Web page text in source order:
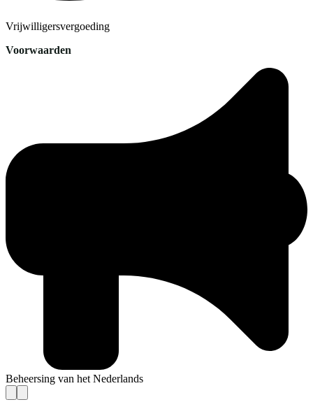
Vrijwilligersvergoeding
Voorwaarden
Beheersing van het Nederlands